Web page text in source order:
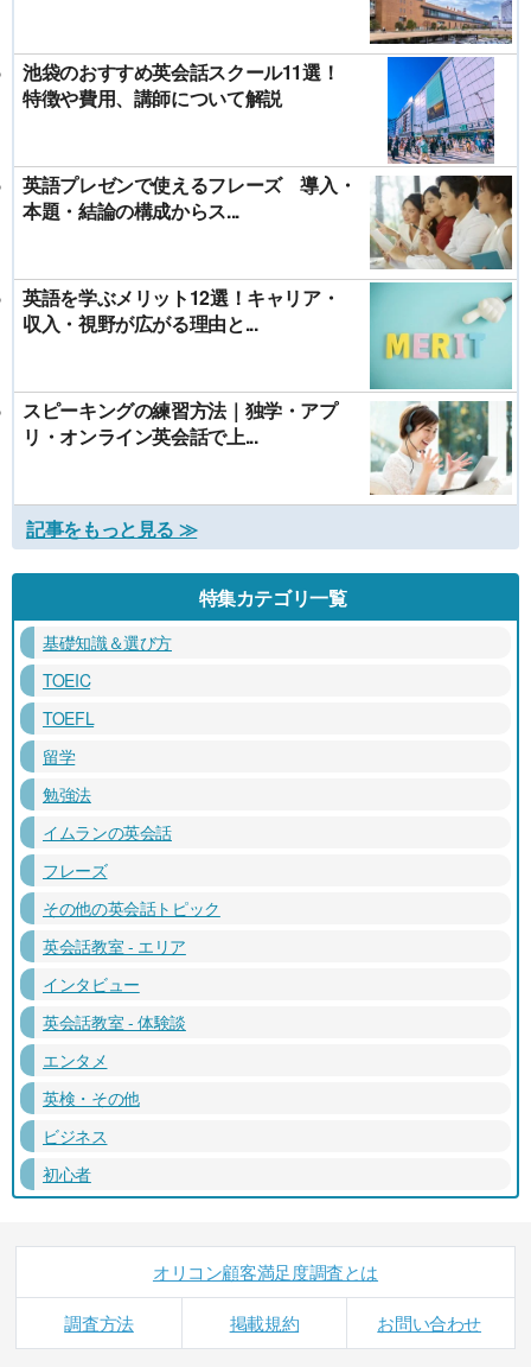
池袋のおすすめ英会話スクール11選！
特徴や費用、講師について解説
英語プレゼンで使えるフレーズ 導入・
本題・結論の構成からス...
英語を学ぶメリット12選！キャリア・
収入・視野が広がる理由と...
スピーキングの練習方法｜独学・アプ
リ・オンライン英会話で上...
記事をもっと見る ≫
特集カテゴリ一覧
基礎知識＆選び方
TOEIC
TOEFL
留学
勉強法
イムランの英会話
フレーズ
その他の英会話トピック
英会話教室 - エリア
インタビュー
英会話教室 - 体験談
エンタメ
英検・その他
ビジネス
初心者
オリコン顧客満足度調査とは
調査方法 掲載規約 お問い合わせ